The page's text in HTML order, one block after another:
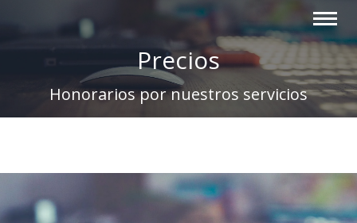
Precios
Honorarios por nuestros servicios